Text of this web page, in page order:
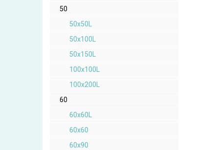
50
50x50L
50x100L
50x150L
100x100L
100x200L
60
60x60L
60x60
60x90